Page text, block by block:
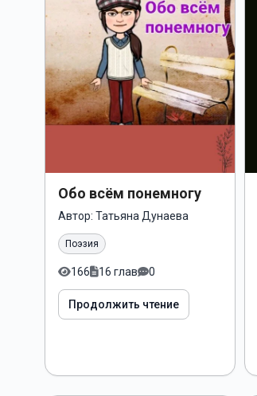
Обо всём понемногу
Автор: Татьяна Дунаева
Поэзия
166 16 глав 0
Продолжить чтение